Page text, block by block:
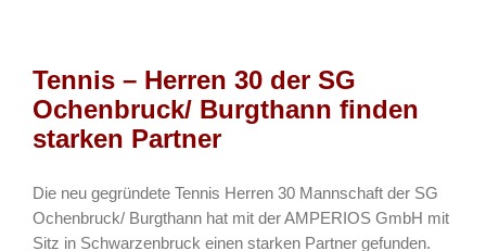
2022“
gelungen
–
Tennis – Herren 30 der SG
Ochenbruck/ Burgthann finden
starken Partner
Die neu gegründete Tennis Herren 30 Mannschaft der SG
Ochenbruck/ Burgthann hat mit der AMPERIOS GmbH mit
Sitz in Schwarzenbruck einen starken Partner gefunden.